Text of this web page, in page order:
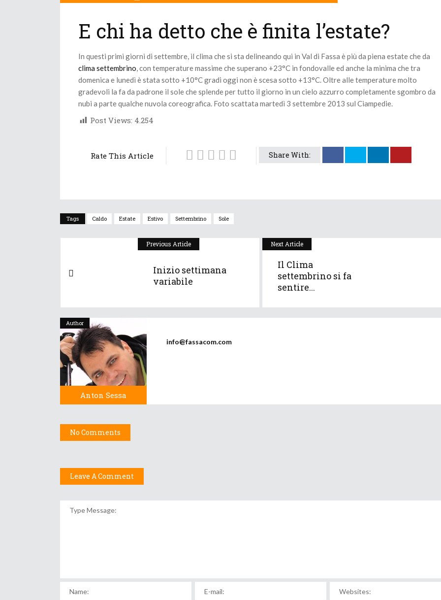
E chi ha detto che è finita l’estate?
In questi primi giorni di settembre, il clima che si sta delineando qui in Val di Fassa è più da piena estate che da
clima settembrino, con temperature massime che superano +23°C in fondovalle ed anche la minima che tra
domenica e lunedì è stata sotto +10°C gradi oggi non è scesa sotto +13°C. Oltre alle temperature molto
gradevoli la fa da padrone il sole che splende per tutto il giorno in un cielo azzurro completamente sgombro da
nubi a parte qualche nuvola coreografica. Foto scattata martedì 3 settembre 2013 sul Ciampedie.
Post Views: 4.254
Share With:
Rate This Article
Tags Caldo Estate Estivo Settembrino Sole
Previous Article
Inizio settimana
variabile
Next Article
Il Clima
settembrino si fa
sentire...
Author
Anton Sessa
info@fassacom.com
No Comments
Leave A Comment